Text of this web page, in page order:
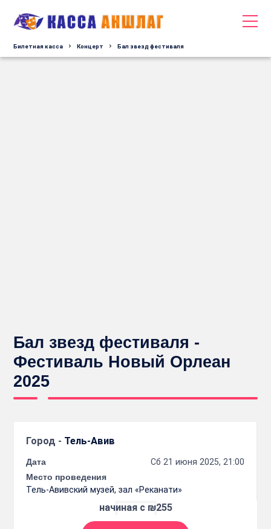
Билетная касса Концерт Бал звезд фестиваля
Бал звезд фестиваля -
Фестиваль Новый Орлеан
2025
Город - Тель-Авив
Дата
Сб 21 июня 2025, 21:00
Место проведения
Тель-Авивский музей, зал «Реканати»
начиная с ₪255